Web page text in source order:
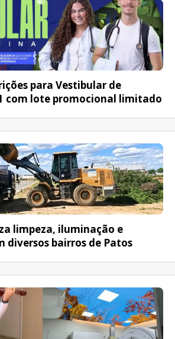
para Vestibular de
com lote promocional limitado
limpeza, iluminação e
diversos bairros de Patos